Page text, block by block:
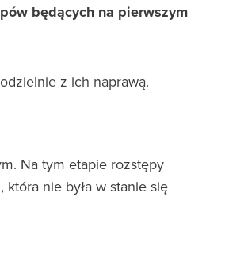
będących na pierwszym
z ich naprawą.
Na tym etapie rozstępy
nie była w stanie się